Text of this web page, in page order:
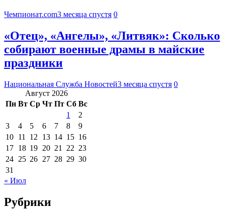
Чемпионат.com3 месяца спустя 0
«Отец», «Ангелы», «Литвяк»: Сколько
собирают военные драмы в майские
праздники
Национальная Служба Новостей3 месяца спустя 0
Август 2026
Пн Вт Ср Чт Пт Сб Вс
1
2
3
4 5 6 7 8
9
10 11 12 13 14 15 16
17 18 19 20 21 22 23
24 25 26 27 28 29 30
31
« Июл
Рубрики